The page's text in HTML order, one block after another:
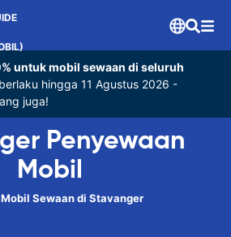
untuk mobil sewaan di seluruh
hingga 11 Agustus 2026 -
juga!
Penyewaan
Mobil
Sewaan di Stavanger